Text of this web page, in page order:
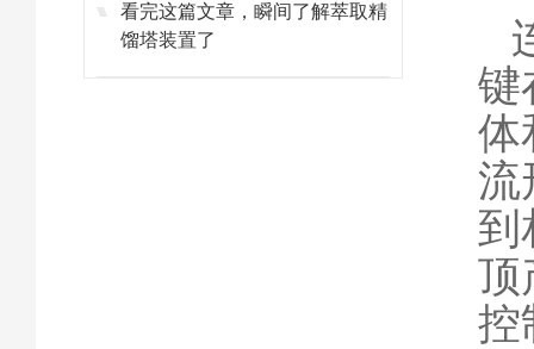
看完这篇文章，瞬间了解萃取精
馏塔装置了
键
体
流
到
顶
控